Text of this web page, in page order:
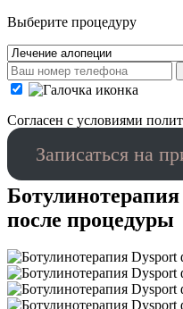
Выберите процедуру
Cогласен с условиями
Записаться на
после процедуры